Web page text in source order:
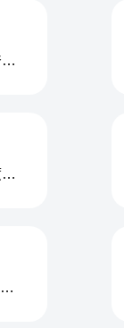
向内扎根，向新生长｜"跨境・跨界・跨周期企业内生力沙龙"成功举办
同心筑梦，至诚赋能 | SIBCO 2026年度团建活动圆满收官
积极履职显担当 聚力赋能新发展｜国企商务&中企人力出席上海现代服务业联合会第五届会员大会第三次会议暨2026服务业高质量发展大会